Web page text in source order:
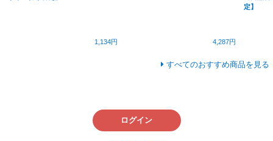
1,134円 4,287円
定】
すべてのおすすめ商品を見る
ログイン